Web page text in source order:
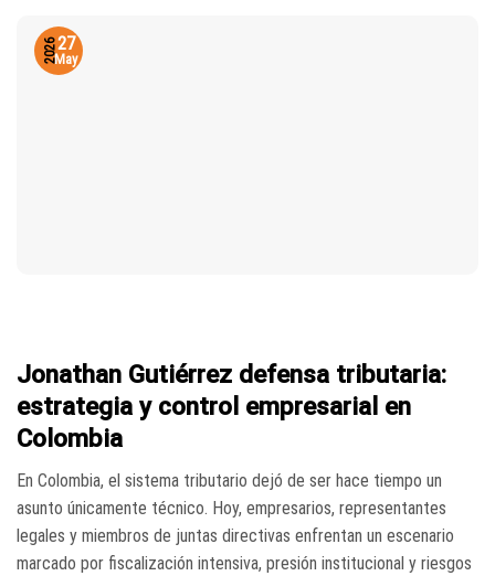
27
May
2026
Jonathan Gutiérrez defensa tributaria:
estrategia y control empresarial en
Colombia
En Colombia, el sistema tributario dejó de ser hace tiempo un
asunto únicamente técnico. Hoy, empresarios, representantes
legales y miembros de juntas directivas enfrentan un escenario
marcado por fiscalización intensiva, presión institucional y riesgos